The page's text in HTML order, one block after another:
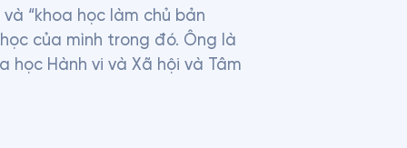
“khoa học làm chủ bản
của mình trong đó. Ông là
học Hành vi và Xã hội và Tâm
ngoại giao và công việc của